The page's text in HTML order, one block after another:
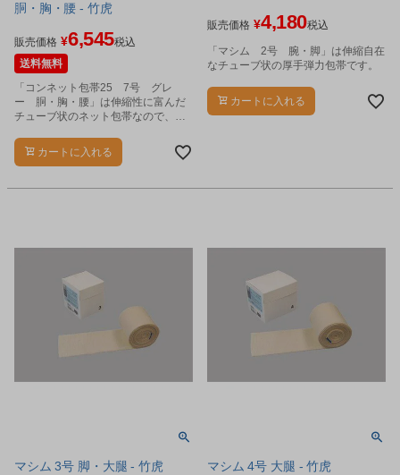
胴・胸・腰 - 竹虎
販売価格 ¥6,545税込
送料無料
「コンネット包帯25 7号 グレ
ー 胴・胸・腰」は伸縮性に富んだ
チューブ状のネット包帯なので、当
す。
カートに入れる
販売価格 ¥4,180税込
「マシム 2号 腕・脚」は伸縮自在
なチューブ状の厚手弾力包帯です。
カートに入れる
マシム 3号 脚・大腿 - 竹虎 マシム 4号 大腿 - 竹虎